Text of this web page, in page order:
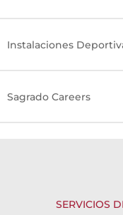
Instalaciones
Sagrado Careers
SERVICIOS